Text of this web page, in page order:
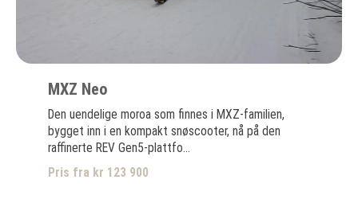
MXZ Neo
Den uendelige moroa som finnes i MXZ-familien,
bygget inn i en kompakt snøscooter, nå på den
raffinerte REV Gen5-plattfo...
Pris fra kr 123 900